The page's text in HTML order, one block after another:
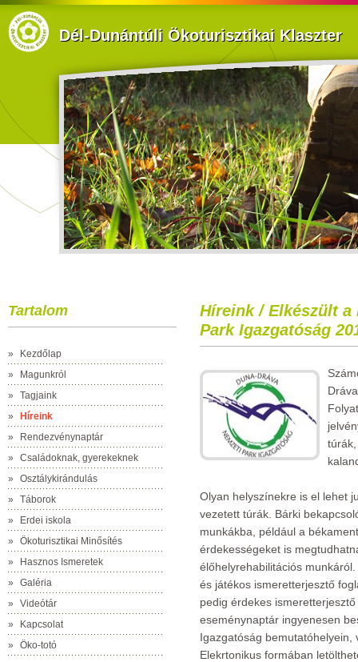
Dél-Dunántúli Ökoturisztikai Klaszter
Tartalom
»
Kezdőlap
»
Magunkról
»
Tagjaink
»
Híreink
»
Rendezvénynaptár
»
Családoknak, gyerekeknek
»
Osztálykirándulás
»
Táborok
»
Erdei iskola
»
Ökoturisztikai Minősítés
»
Hasznos Ismeretek
»
Galéria
»
Videótár
»
Kapcsolat
»
Öko-totó
Híreink / Elkészült a
Park Igazgatóság
Olyan helyszínekre is el lehet
vezetett túrák. Bárki
munkákba, például a
érdekességeket is
élőhelyrehabilitációs
és játékos ismeretterjesztő
pedig érdekes
eseménynaptár ingyenesen
Igazgatóság bemutatóhelyein,
Elekrtonikus formában